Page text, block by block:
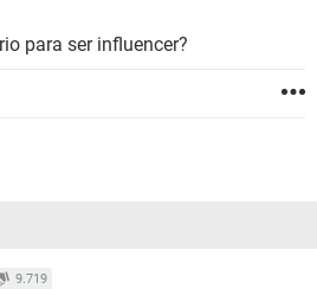
para ser influencer?
9.719